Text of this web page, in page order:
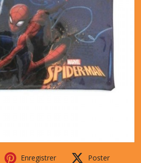
Enregistrer Poster